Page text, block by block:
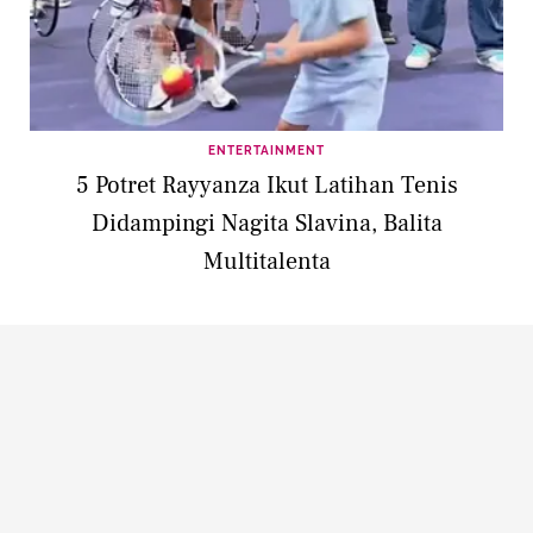
ENTERTAINMENT
5 Potret Rayyanza Ikut Latihan Tenis
Didampingi Nagita Slavina, Balita
Multitalenta